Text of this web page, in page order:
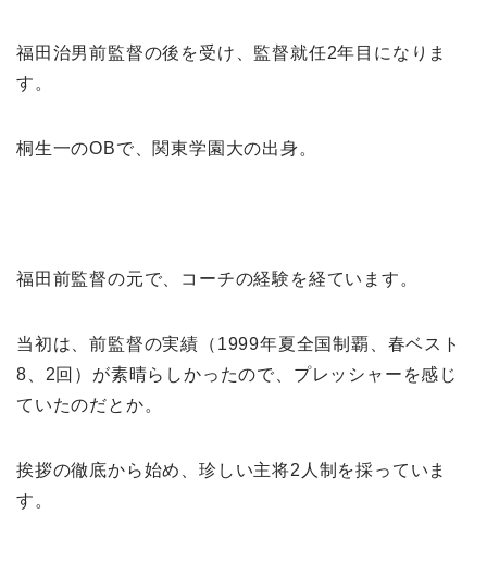
福田治男前監督の後を受け、監督就任2年目になりま
す。
桐生一のOBで、関東学園大の出身。
福田前監督の元で、コーチの経験を経ています。
当初は、前監督の実績（1999年夏全国制覇、春ベスト
8、2回）が素晴らしかったので、プレッシャーを感じ
ていたのだとか。
挨拶の徹底から始め、珍しい主将2人制を採っていま
す。